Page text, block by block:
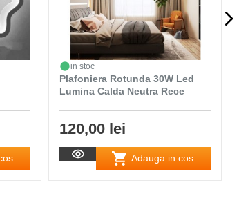
in stoc
Plafoniera Rotunda 30W Led
Lumina Calda Neutra Rece
120,00 lei
Adauga in cos